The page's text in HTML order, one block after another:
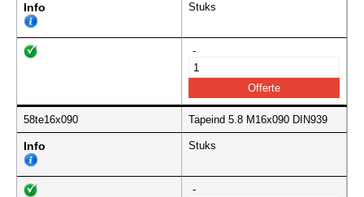
Info Stuks
-
58te16x090 Tapeind 5.8 M16x090 DIN939
Info Stuks
-